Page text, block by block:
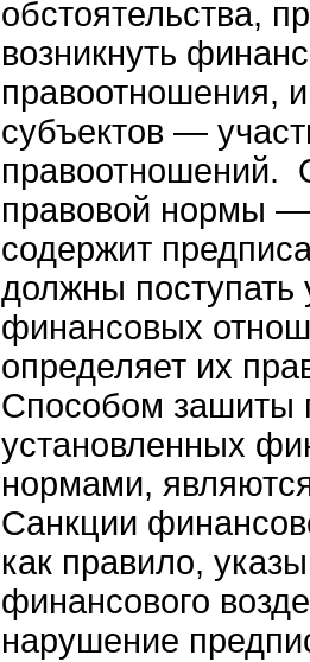
обстоятельства,
возникнуть
правоотношения,
субъектов —
правоотношений.
правовой нормы
содержит
должны поступать
финансовых
определяет их
Способом зашиты
установленных
нормами,
Санкции
как правило,
финансового
нарушение